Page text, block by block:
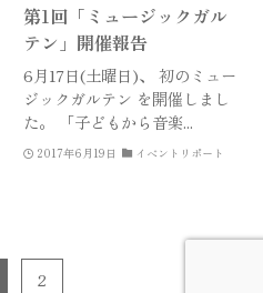
第1回「ミュージックガル
テン」開催報告
6月17日(土曜日)、 初のミュー
ジックガルテン を開催しまし
た。 「子どもから音楽...
2017年6月19日 イベントリポート
2